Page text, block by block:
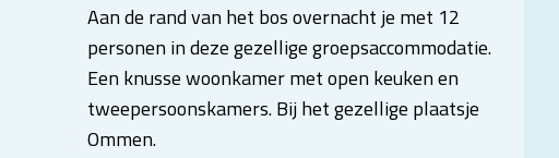
Aan de rand van het bos overnacht je met 12
personen in deze gezellige groepsaccommodatie.
Een knusse woonkamer met open keuken en
tweepersoonskamers. Bij het gezellige plaatsje
Ommen.